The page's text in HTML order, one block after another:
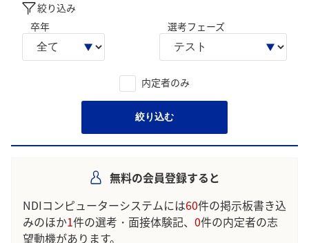
絞り込み
卒年
選考フェーズ
内定者のみ
絞り込む
無料の会員登録すると
NDIコンピューターシステムには60件の掲示板書き込
みのほか1件の選考・面接体験記、 0件の内定者の志
望動機があります。